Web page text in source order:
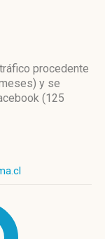
procedente
y se
(125